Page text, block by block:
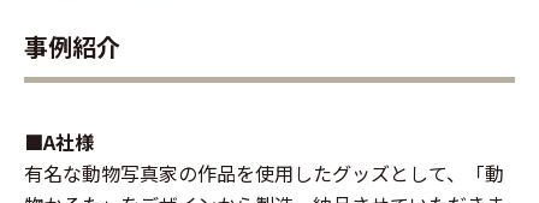
事例紹介
■A社様
有名な動物写真家の作品を使用したグッズとして、「動